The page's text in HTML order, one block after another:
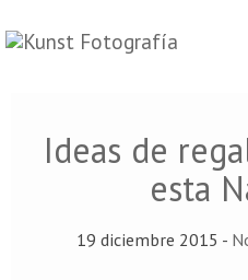
Ideas de
esta
19 diciembre 2015 -